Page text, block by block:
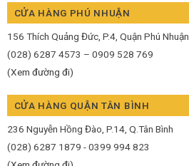
CỬA HÀNG PHÚ NHUẬN
156 Thích Quảng Đức, P.4, Quận Phú Nhuận
(028) 6287 4573 – 0909 528 769
(Xem đường đi)
CỬA HÀNG QUẬN TÂN BÌNH
236 Nguyễn Hồng Đào, P.14, Q.Tân Bình
(028) 6287 1879 - 0399 994 823